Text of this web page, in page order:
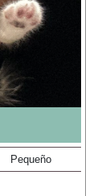
Pequeño